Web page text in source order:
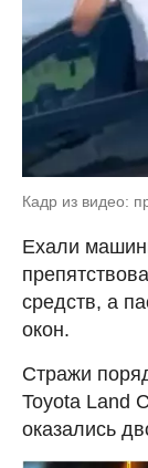
Кадр из видео:
Ехали
средств, а
окон.
Стражи
Toyota Land
оказались